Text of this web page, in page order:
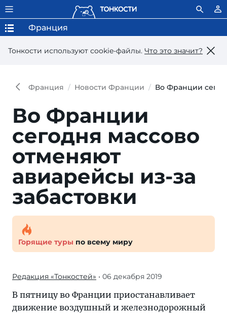
Тонкости используют сookie-файлы. Что это значит?
Франция
Франция Новости Франции Во Франции
Во Франции
сегодня массово
отменяют
авиарейсы из-за
забастовки
Горящие туры по всему миру
Редакция «Тонкостей» • 06 декабря 2019
В пятницу во Франции приостанавливает
движение воздушный и железнодорожный